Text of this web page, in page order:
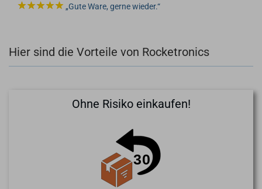
Gute Ware, gerne wieder.
Hier sind die Vorteile von Rocketronics
Ohne Risiko einkaufen!